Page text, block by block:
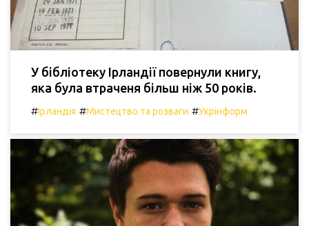
У бібліотеку Ірландії повернули книгу,
яка була втраченя більш ніж 50 років.
#Ірландія #Мистецтво та розваги #Укрінформ